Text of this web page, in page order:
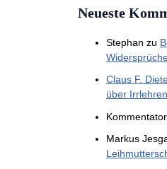
Neueste
Stephan zu
Claus F.
über
Kommentator
Markus